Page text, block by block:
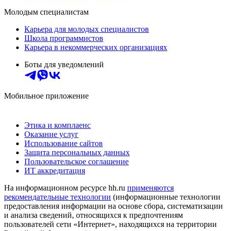
Молодым специалистам
Карьера для молодых специалистов
Школа программистов
Карьера в некоммерческих организациях
Боты для уведомлений
Мобильное приложение
Этика и комплаенс
Оказание услуг
Использование сайтов
Защита персональных данных
Пользовательское соглашение
ИТ аккредитация
На информационном ресурсе hh.ru применяются
рекомендательные технологии (информационные технологии
предоставления информации на основе сбора, систематизации
и анализа сведений, относящихся к предпочтениям
пользователей сети «Интернет», находящихся на территории